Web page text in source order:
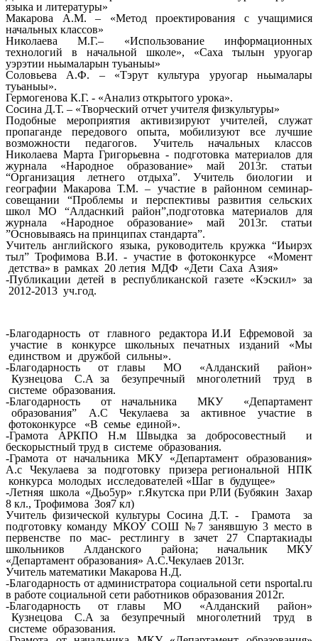
языка и литературы»
Макарова А.М. – «Метод проектирования с учащимися
начальных классов»
Николаева М.Г.– «Использование информационных
технологий в начальной школе», «Саха тылын уруогар
уэрэтии ньымаларын туьаныы»
Соловьева А.Ф. – «Тэрут культура уруогар ньымалары
туьаныы».
Гермогенова К.Г. - «Анализ открытого урока».
Сосина Д.Т. – «Творческий отчет учителя физкультуры»
Подобные мероприятия активизируют учителей, служат
пропаганде передового опыта, мобилизуют все лучшие
возможности педагогов. Учитель начальных классов
Николаева Марта Григорьевна - подготовка материалов для
журнала «Народное образование» май 2013г. статьи
“Организация летнего отдыха”. Учитель биологии и
географии Макарова Т.М. – участие в районном семинар-
совещании “Проблемы и перспективы развития сельских
школ МО “Алдаснкий район”,подготовка материалов для
журнала «Народное образование» май 2013г. статьи
”Основываясь на принципах стандарта”.
Учитель английского языка, руководитель кружка “Иьирэх
тыл” Трофимова В.И. - участие в фотоконкурсе «Момент
детства» в рамках 20 летия МДФ «Дети Саха Азия»
-Публикации детей в республиканской газете «Кэскил» за
2012-2013 уч.год.
-Благодарность от главного редактора И.И Ефремовой за
участие в конкурсе школьных печатных изданий «Мы
единством и дружбой сильны».
-Благодарность от главы МО «Алданский район»
Кузнецова С.А за безупречный многолетний труд в
системе образования.
-Благодарность от начальника МКУ «Департамент
образования” А.С Чекулаева за активное участие в
фотоконкурсе «В семье единой».
-Грамота АРКПО Н.м Швыдка за добросовестный и
бескорыстный труд в системе образования.
-Грамота от начальника МКУ «Департамент образования»
А.с Чекулаева за подготовку призера региональной НПК
конкурса молодых исследователей «Шаг в будущее»
-Летняя школа «Дьо5ур» г.Якутска при РЛИ (Бубякин Захар
8 кл., Трофимова Зоя7 кл)
Учитель физической культуры Сосина Д.Т. - Грамота за
подготовку команду МКОУ СОШ №7 занявшую 3 место в
первенстве по мас- рестлингу в зачет 27 Спартакиады
школьников Алданского района; начальник МКУ
«Департамент образования» А.С.Чекулаев 2013г.
Учитель математики Макарова Н.Д.
-Благодарность от администратора социальной сети nsportal.ru
в работе социальной сети работников образования 2012г.
-Благодарность от главы МО «Алданский район»
Кузнецова С.А за безупречный многолетний труд в
системе образования.